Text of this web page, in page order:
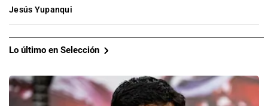
Jesús Yupanqui
Lo último en Selección